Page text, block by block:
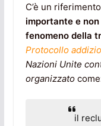
C’è un
importante e
fenomeno della
Protocollo
Nazioni Unite
organizzato
il